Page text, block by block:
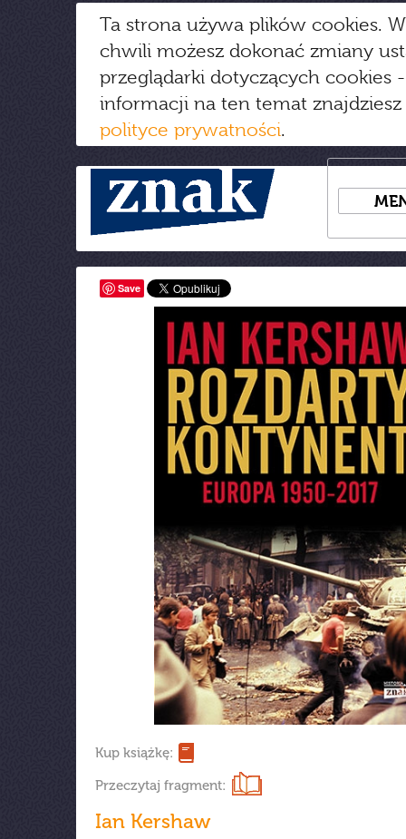
Ta strona używa plików cookies.
chwili możesz dokonać zmiany
przeglądarki dotyczących cookies
informacji na ten temat
polityce prywatności.
Save
Kup książkę:
Przeczytaj fragment:
Ian Kershaw